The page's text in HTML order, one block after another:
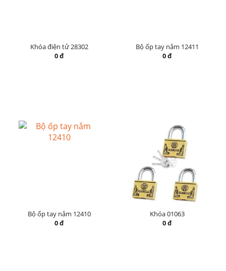
Khóa điện tử 28302
0 đ
Bộ ốp tay nắm 12411
0 đ
Bộ ốp tay nắm 12410
0 đ
Khóa 01063
0 đ